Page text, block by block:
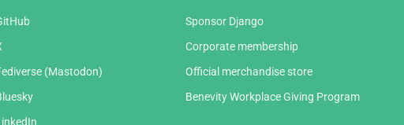
(Mastodon)
Sponsor Django
Corporate membership
Official merchandise store
Benevity Workplace Giving Program